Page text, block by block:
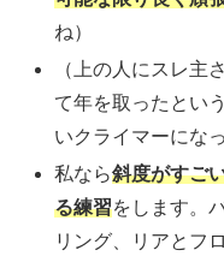
ね）
（上の人にスレ主
て年を取ったとい
いクライマーにな
私なら斜度がすご
る練習をします。
リング、リアとフ